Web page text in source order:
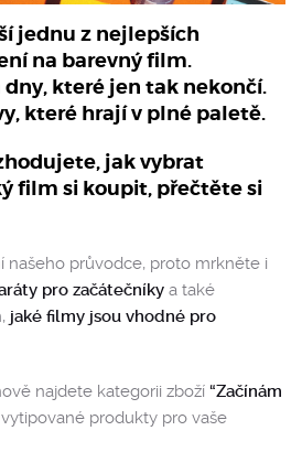
jednu z nejlepších
na barevný film.
dny, které jen tak nekončí.
které hrají v plné paletě.
jak vybrat
film si koupit, přečtěte si
našeho průvodce, proto mrkněte i
pro začátečníky a také
jaké filmy jsou vhodné pro
najdete kategorii zboží“Začínám
produkty pro vaše